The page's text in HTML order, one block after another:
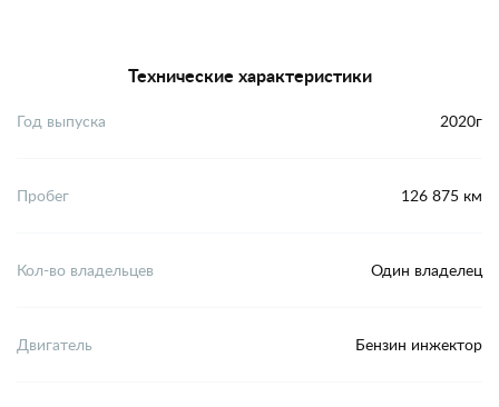
Технические характеристики
Год выпуска 2020г
Пробег 126 875 км
Кол-во владельцев Один владелец
Двигатель Бензин инжектор